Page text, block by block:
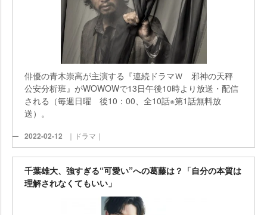
俳優の青木崇高が主演する『連続ドラマＷ 邪神の天秤
公安分析班』がWOWOWで13日午後10時より放送・配信
される（毎週日曜 後10：00、全10話※第1話無料放
送）。
2022-02-12 ｜ドラマ｜
千葉雄大、強すぎる“可愛い”への葛藤は？「自分の本質は
理解されなくてもいい」